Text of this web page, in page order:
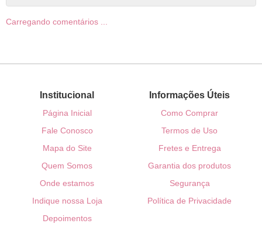
Carregando comentários ...
Institucional
Página Inicial
Fale Conosco
Mapa do Site
Quem Somos
Onde estamos
Indique nossa Loja
Depoimentos
Informações Úteis
Como Comprar
Termos de Uso
Fretes e Entrega
Garantia dos produtos
Segurança
Política de Privacidade